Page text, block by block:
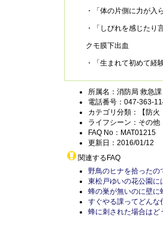
・「体の片側に力が入
・「しびれを感じたり
クモ膜下出血
・「生まれて初めて経
所属名：消防局 救急課
電話番号：047-363-
カテゴリ分類：【防
ライフシーン：その他
FAQ No：MAT01215
更新日：2016/01/12
関連するFAQ
野鳥のヒナを拾ったの
東松戸ゆいの花公園に
蜂の巣が無いのに壁に
すぐやる課ってどんな
蜂に刺された場合はど